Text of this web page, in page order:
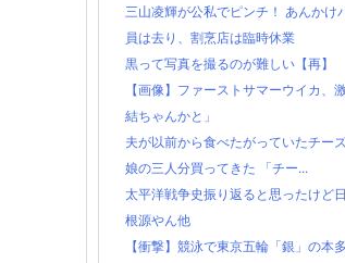
三山凌輝が公私でピンチ！ あんかけ
員は去り、割烹店は臨時休業
黒って写真を撮るのが難しい【再】
【画像】ファーストサマーウイカ、
結ちゃんかと」
夫が以前から食べたがっていたチー
娘の三人分買ってきた 「チー...
太平洋戦争史振り返ると思ったけど
根源やん他
【衝撃】競泳で東京五輪「銀」の本